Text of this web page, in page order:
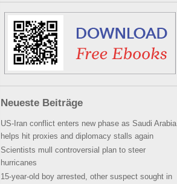
Neueste Beiträge
US-Iran conflict enters new phase as Saudi Arabia
helps hit proxies and diplomacy stalls again
Scientists mull controversial plan to steer
hurricanes
15-year-old boy arrested, other suspect sought in